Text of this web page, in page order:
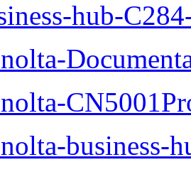
hub-
business-